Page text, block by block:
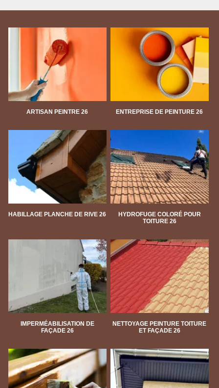
ARTISAN PEINTRE 26 ENTREPRISE DE PEINTURE 26
HABILLAGE PLANCHE DE RIVE 26
HYDROFUGE COLORÉ POUR
TOITURE 26
IMPERMÉABILISATION DE
FAÇADE 26
NETTOYAGE PEINTURE TOITURE
ET FAÇADE 26